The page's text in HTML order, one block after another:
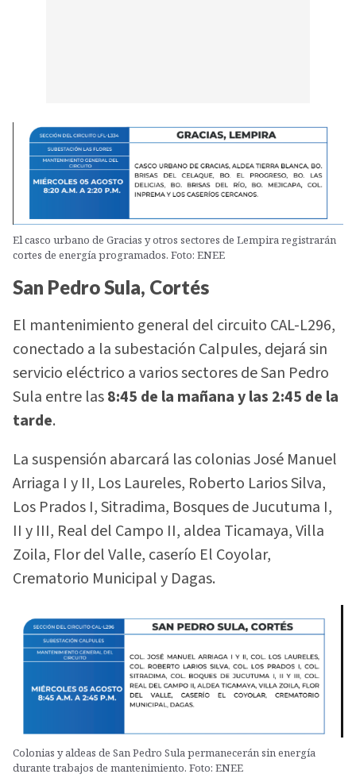
El casco urbano de Gracias y otros sectores de Lempira registrarán
cortes de energía programados. Foto: ENEE
San Pedro Sula, Cortés
El mantenimiento general del circuito CAL-L296,
conectado a la subestación Calpules, dejará sin
servicio eléctrico a varios sectores de San Pedro
Sula entre las8:45 de la mañana y las 2:45 de la
tarde.
La suspensión abarcará las colonias José Manuel
Arriaga I y II, Los Laureles, Roberto Larios Silva,
Los Prados I, Sitradima, Bosques de Jucutuma I,
II y III, Real del Campo II, aldea Ticamaya, Villa
Zoila, Flor del Valle, caserío El Coyolar,
Crematorio Municipal y Dagas.
Colonias y aldeas de San Pedro Sula permanecerán sin energía
durante trabajos de mantenimiento. Foto: ENEE